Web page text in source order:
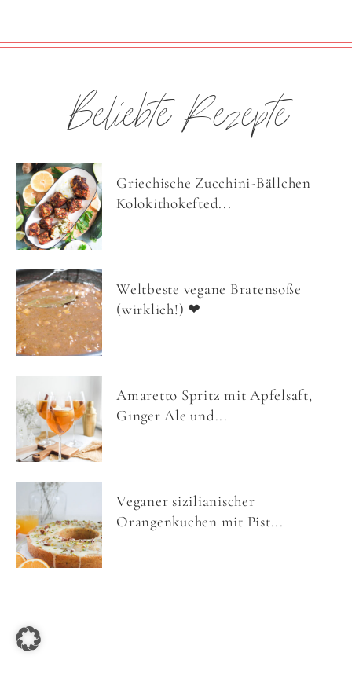
Beliebte Rezepte
Griechische Zucchini-Bällchen
Kolokithokefted...
Weltbeste vegane Bratensoße
(wirklich!) ❤
Amaretto Spritz mit Apfelsaft,
Ginger Ale und...
Veganer sizilianischer
Orangenkuchen mit Pist...